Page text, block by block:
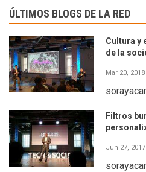
ÚLTIMOS BLOGS DE LA RED
Cultura y
de la
Mar 20, 2018
Filtros
Jun 27,